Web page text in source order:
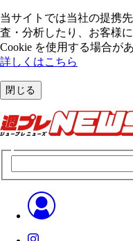
当サイトでは当社の提携
査・分析したり、お客様
Cookie を使⽤する場合が
詳しくはこちら
閉じる